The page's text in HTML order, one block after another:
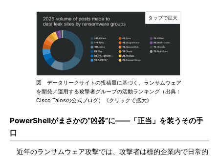
図 データリークサイトの投稿量に基づく、ランサムウェア
を開発／運用する攻撃者グループの活動ランキング（出典：
Cisco Talosの公式ブログ）《クリックで拡大》
PowerShellがまさかの“凶器”に――「正当」を装うその手
口
近年のランサムウェア攻撃では、攻撃者は標的企業内で日常的